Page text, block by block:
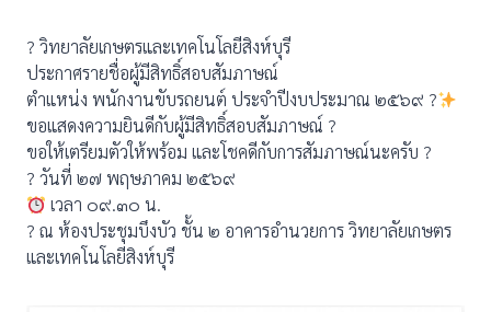
? วิทยาลัยเกษตรและเทคโนโลยีสิงห์บุรี
ประกาศรายชื่อผู้มีสิทธิ์สอบสัมภาษณ์
ตำแหน่ง พนักงานขับรถยนต์ ประจำปีงบประมาณ ๒๕๖๙ ?
ขอแสดงความยินดีกับผู้มีสิทธิ์สอบสัมภาษณ์ ?
ขอให้เตรียมตัวให้พร้อม และโชคดีกับการสัมภาษณ์นะครับ ?
? วันที่ ๒๗ พฤษภาคม ๒๕๖๙
เวลา ๐๙.๓๐ น.
? ณ ห้องประชุมบึงบัว ชั้น ๒ อาคารอำนวยการ วิทยาลัยเกษตร
และเทคโนโลยีสิงห์บุรี